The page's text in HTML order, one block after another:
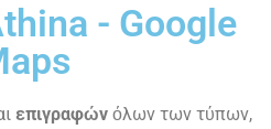
- Google
επιγραφώνόλων των τύπων,